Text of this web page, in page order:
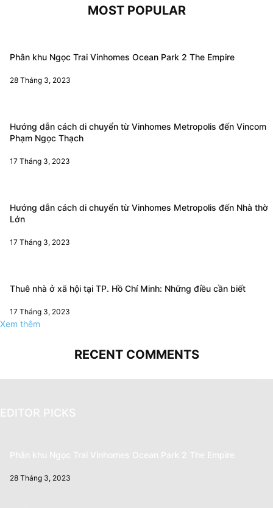
MOST POPULAR
Phân khu Ngọc Trai Vinhomes Ocean Park 2 The Empire
28 Tháng 3, 2023
Hướng dẫn cách di chuyển từ Vinhomes Metropolis đến Vincom
Phạm Ngọc Thạch
17 Tháng 3, 2023
Hướng dẫn cách di chuyển từ Vinhomes Metropolis đến Nhà thờ
Lớn
17 Tháng 3, 2023
Thuê nhà ở xã hội tại TP. Hồ Chí Minh: Những điều cần biết
17 Tháng 3, 2023
Xem thêm
RECENT COMMENTS
EDITOR PICKS
Phân khu Ngọc Trai Vinhomes Ocean Park 2 The Empire
28 Tháng 3, 2023